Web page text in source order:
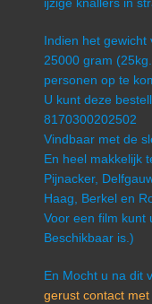
Indien het gewicht
25000 gram
personen op te
U kunt deze
8170300202502
Vindbaar met de
En heel makkelijk
Pijnacker,
Haag, Berkel en
Voor een film kunt
Beschikbaar is.)
En Mocht u na dit
gerust contact met